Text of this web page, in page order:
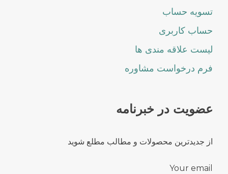
تسویه حساب
حساب کاربری
لیست علاقه مندی ها
فرم درخواست مشاوره
عضویت در خبرنامه
از جدیدترین محصولات و مطالب مطلع شوید
Your email